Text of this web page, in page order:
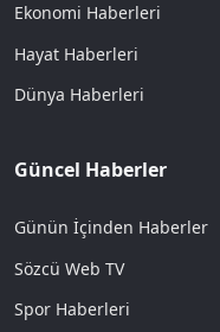
Ekonomi Haberleri
Hayat Haberleri
Dünya Haberleri
Güncel Haberler
Günün İçinden Haberler
Sözcü Web TV
Spor Haberleri